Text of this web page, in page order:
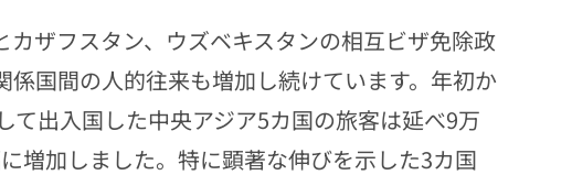
ザフスタン、ウズベキスタンの相互ビザ免除政
国間の人的往来も増加し続けています。年初か
て出入国した中央アジア5カ国の旅客は延べ9万
増加しました。特に顕著な伸びを示した3カ国